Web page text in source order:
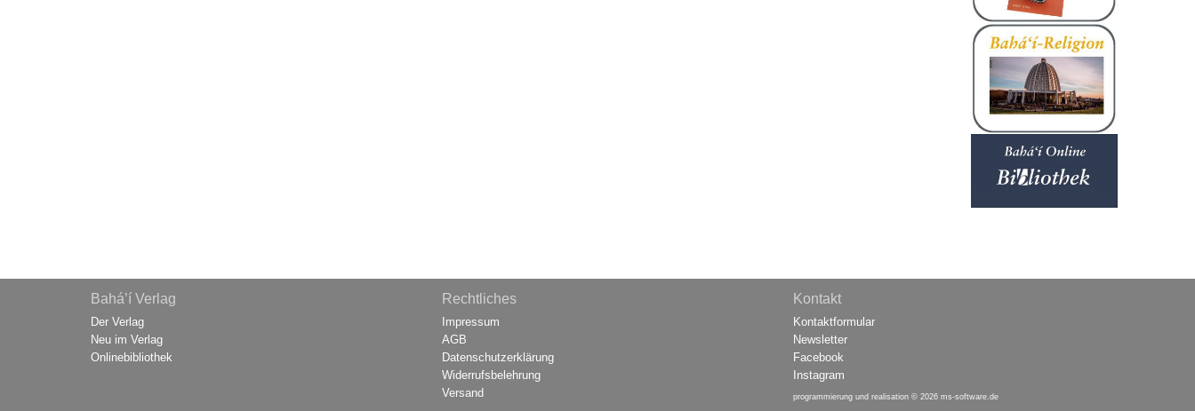
Bahá’í Verlag
Der Verlag
Neu im Verlag
Onlinebibliothek
Rechtliches
Impressum
AGB
Datenschutzerklärung
Widerrufsbelehrung
Versand
Kontakt
Kontaktformular
Newsletter
Facebook
Instagram
programmierung und realisation © 2026 ms-software.de